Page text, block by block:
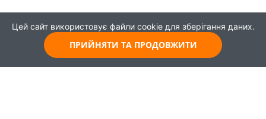
Цей сайт використовує файли cookie для зберігання даних.
ПРИЙНЯТИ ТА ПРОДОВЖИТИ